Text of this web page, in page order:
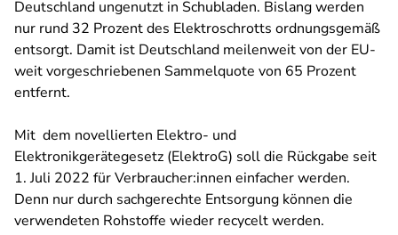
Deutschland ungenutzt in Schubladen. Bislang werden
nur rund 32 Prozent des Elektroschrotts ordnungsgemäß
entsorgt. Damit ist Deutschland meilenweit von der EU-
weit vorgeschriebenen Sammelquote von 65 Prozent
entfernt.
Mit dem novellierten Elektro- und
Elektronikgerätegesetz (ElektroG) soll die Rückgabe seit
1. Juli 2022 für Verbraucher:innen einfacher werden.
Denn nur durch sachgerechte Entsorgung können die
verwendeten Rohstoffe wieder recycelt werden.